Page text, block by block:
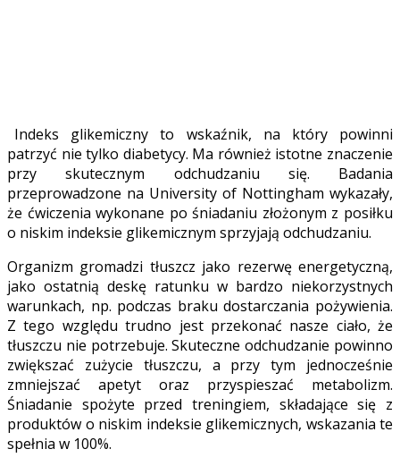
Indeks glikemiczny to wskaźnik, na który powinni
patrzyć nie tylko diabetycy. Ma również istotne znaczenie
przy skutecznym odchudzaniu się. Badania
przeprowadzone na University of Nottingham wykazały,
że ćwiczenia wykonane po śniadaniu złożonym z posiłku
o niskim indeksie glikemicznym sprzyjają odchudzaniu.
Organizm gromadzi tłuszcz jako rezerwę energetyczną,
jako ostatnią deskę ratunku w bardzo niekorzystnych
warunkach, np. podczas braku dostarczania pożywienia.
Z tego względu trudno jest przekonać nasze ciało, że
tłuszczu nie potrzebuje. Skuteczne odchudzanie powinno
zwiększać zużycie tłuszczu, a przy tym jednocześnie
zmniejszać apetyt oraz przyspieszać metabolizm.
Śniadanie spożyte przed treningiem, składające się z
produktów o niskim indeksie glikemicznych, wskazania te
spełnia w 100%.